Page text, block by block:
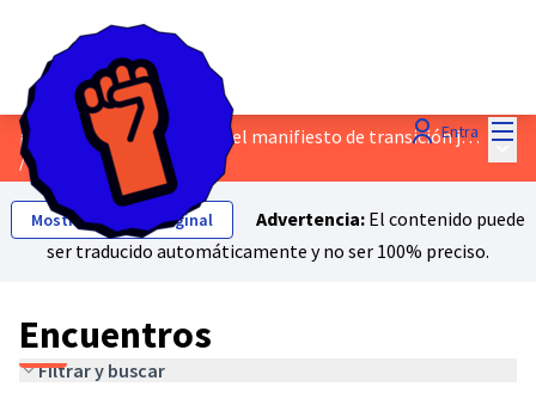
Entra
¡Habla sobre el borrador del manifiesto de transición justa!
/Encuentros
Mostrar el texto original Advertencia: El contenido puede
ser traducido automáticamente y no ser 100% preciso.
Encuentros
Filtrar y buscar